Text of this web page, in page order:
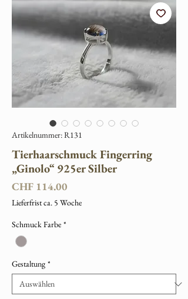
Artikelnummer: R131
Tierhaarschmuck Fingerring
„Ginolo“ 925er Silber
CHF 114.00
Lieferfrist ca. 5 Woche
Schmuck Farbe *
Gestaltung *